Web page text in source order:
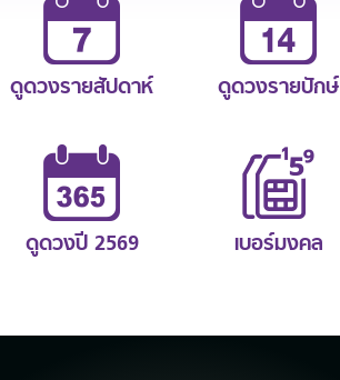
ดูดวงรายสัปดาห์ ดูดวงรายปักษ์
ดูดวงปี 2569 เบอร์มงคล